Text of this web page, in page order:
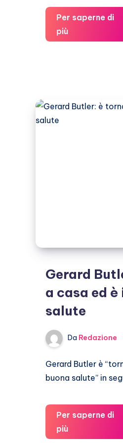
Per saperne di
piùTutti
i
Gerard
a casa ed è
salute
Da Redazione
Gerard Butler è
buona salute” in
Per saperne di
piùGerard